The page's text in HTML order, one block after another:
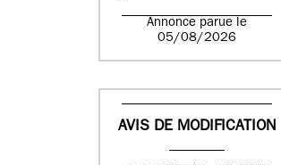
Annonce parue le
05/08/2026
AVIS DE MODIFICATION